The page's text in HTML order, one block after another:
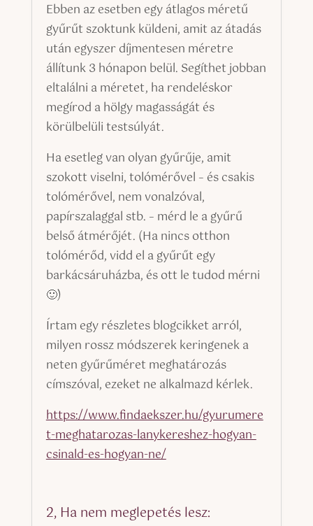
Ebben az esetben egy átlagos méretű
gyűrűt szoktunk küldeni, amit az átadás
után egyszer díjmentesen méretre
állítunk 3 hónapon belül. Segíthet jobban
eltalálni a méretet, ha rendeléskor
megírod a hölgy magasságát és
körülbelüli testsúlyát.
Ha esetleg van olyan gyűrűje, amit
szokott viselni, tolómérővel – és csakis
tolómérővel, nem vonalzóval,
papírszalaggal stb. – mérd le a gyűrű
belső átmérőjét. (Ha nincs otthon
tolómérőd, vidd el a gyűrűt egy
barkácsáruházba, és ott le tudod mérni
🙂)
Írtam egy részletes blogcikket arról,
milyen rossz módszerek keringenek a
neten gyűrűméret meghatározás
címszóval, ezeket ne alkalmazd kérlek.
https://www.findaekszer.hu/gyurumere
t-meghatarozas-lanykereshez-hogyan-
csinald-es-hogyan-ne/
2, Ha nem meglepetés lesz: